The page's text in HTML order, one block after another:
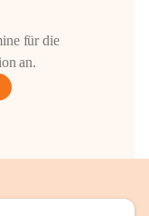
für die
an.